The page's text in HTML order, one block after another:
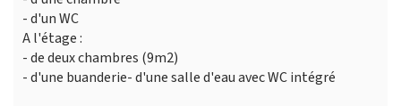
- d'un WC
A l'étage :
- de deux chambres (9m2)
- d'une buanderie- d'une salle d'eau avec WC intégré